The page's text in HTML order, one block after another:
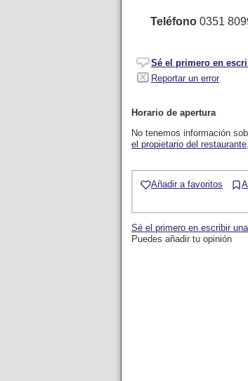
Teléfono 0351
Sé el primero en
Reportar un error
Horario de apertura
No tenemos información
el propietario del
Añadir a favoritos
Sé el primero en escribir
Puedes añadir tu opinión